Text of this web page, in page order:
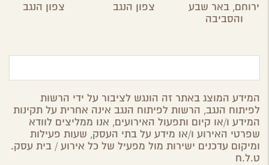
ירוחם, באר שבע
והסביבה
צפון הנגב צפון הנגב
המידע המוצג באתר זה הונגש לציבור על ידי הרשות
לפיתוח הנגב, הרשות לפיתוח הנגב אינה אחרית על תקינות
המידע ו/או קיום ותפעול האירועים, אנו ממליצים לוודא
שפרטי האירוע ו/או מידע על בתי העסק, שעות פעילות
ומיקום עדכנים ישירות מול מפעיל של כל אירוע / בית עסק.
ט.ל.ח